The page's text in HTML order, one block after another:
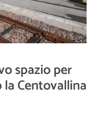
spazio per
Centovallina